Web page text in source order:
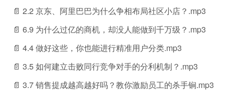
📄 2.2 京东、阿里巴巴为什么争相布局社区小店？.mp3
📄 6.9 为什么过亿的商机，却没人能做到千万级？.mp3
📄 4.4 做好这些，你也能进行精准用户分类.mp3
📄 3.5 如何建立击败同行竞争对手的分利机制？.mp3
📄 3.7 销售提成越高越好吗？教你激励员工的杀手锏.mp3